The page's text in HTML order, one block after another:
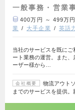
一般事務・営業
400万円 ～ 499万円
業
大手企業 英語
当社のサービスを既に
ート業務の運営。また、
ーザー様から…
会社概要
物流アウト
までのサービスを提供